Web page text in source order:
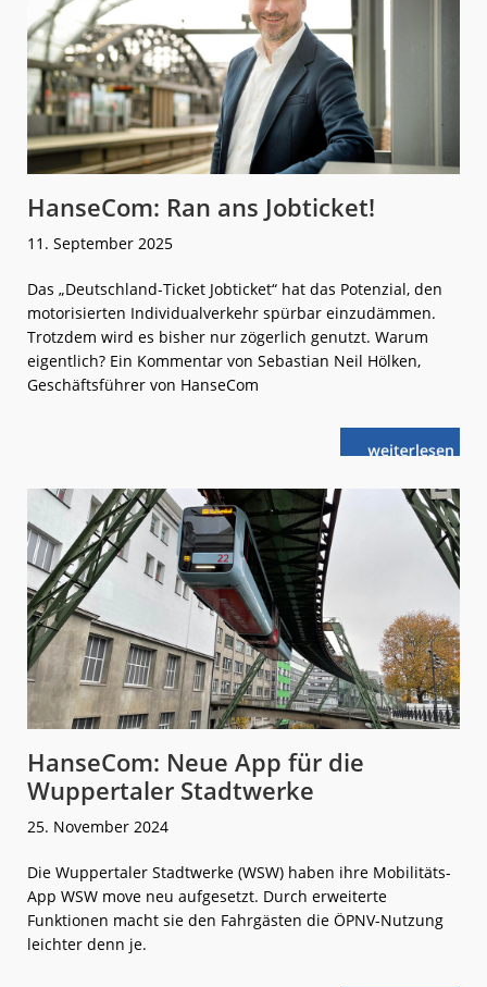
HanseCom: Ran ans Jobticket!
11. September 2025
Das „Deutschland-Ticket Jobticket“ hat das Potenzial, den
motorisierten Individualverkehr spürbar einzudämmen.
Trotzdem wird es bisher nur zögerlich genutzt. Warum
eigentlich? Ein Kommentar von Sebastian Neil Hölken,
Geschäftsführer von HanseCom
weiterlese
nHanseCom:
HanseCom: Neue App für die
Wuppertaler Stadtwerke
25. November 2024
Die Wuppertaler Stadtwerke (WSW) haben ihre Mobilitäts-
App WSW move neu aufgesetzt. Durch erweiterte
Funktionen macht sie den Fahrgästen die ÖPNV-Nutzung
leichter denn je.